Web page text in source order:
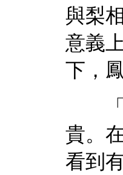
與梨
意義
下，
「
貴。
看到